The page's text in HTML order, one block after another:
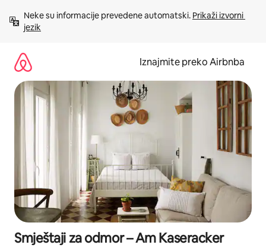
sadržaj
Neke su informacije prevedene automatski. Prikaži izvorni
jezik
Iznajmite preko Airbnba
Smještaji za odmor – Am Kaseracker